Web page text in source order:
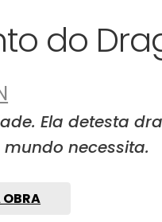
do
Ela detesta
necessita.
OBRA